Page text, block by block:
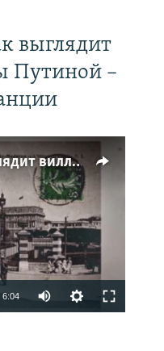
выглядит
Путиной –
Домик у океана. Как выглядит вилла для Людмилы Путиной – репортаж с юга Франции
available
6:04